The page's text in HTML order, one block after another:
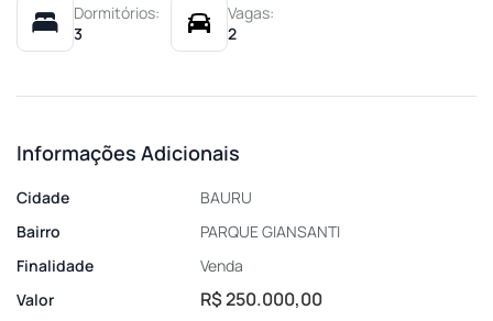
Dormitórios:
3
Vagas:
2
Informações Adicionais
Cidade
BAURU
Bairro
PARQUE GIANSANTI
Finalidade
Venda
Valor
R$ 250.000,00